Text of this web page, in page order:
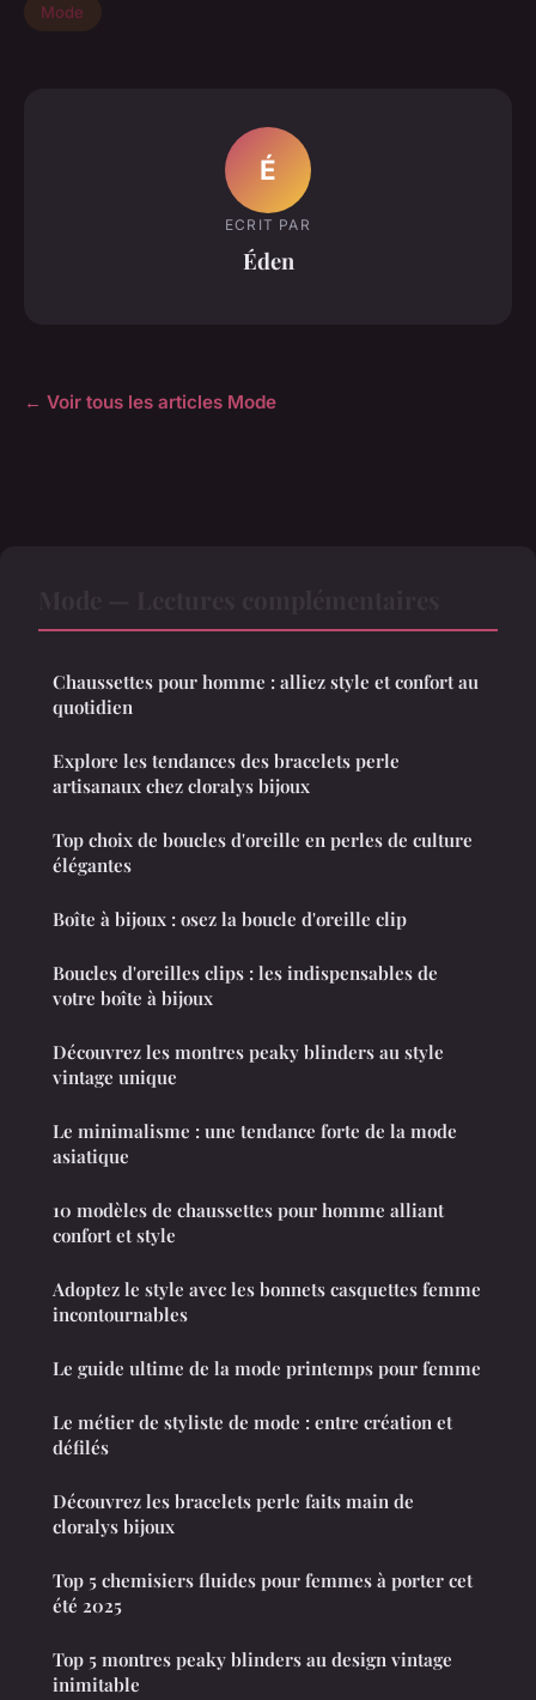
Mode
É
ECRIT PAR
Éden
← Voir tous les articles Mode
Chaussettes pour homme : alliez style et confort au
quotidien
Explore les tendances des bracelets perle
artisanaux chez cloralys bijoux
Top choix de boucles d'oreille en perles de culture
élégantes
Boîte à bijoux : osez la boucle d'oreille clip
Boucles d'oreilles clips : les indispensables de
votre boîte à bijoux
Découvrez les montres peaky blinders au style
vintage unique
Le minimalisme : une tendance forte de la mode
asiatique
10 modèles de chaussettes pour homme alliant
confort et style
Adoptez le style avec les bonnets casquettes femme
incontournables
Le guide ultime de la mode printemps pour femme
Le métier de styliste de mode : entre création et
défilés
Découvrez les bracelets perle faits main de
cloralys bijoux
Top 5 chemisiers fluides pour femmes à porter cet
été 2025
Top 5 montres peaky blinders au design vintage
inimitable